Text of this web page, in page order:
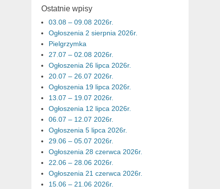
Ostatnie wpisy
03.08 – 09.08 2026r.
Ogłoszenia 2 sierpnia 2026r.
Pielgrzymka
27.07 – 02.08 2026r.
Ogłoszenia 26 lipca 2026r.
20.07 – 26.07 2026r.
Ogłoszenia 19 lipca 2026r.
13.07 – 19.07 2026r.
Ogłoszenia 12 lipca 2026r.
06.07 – 12.07 2026r.
Ogłoszenia 5 lipca 2026r.
29.06 – 05.07 2026r.
Ogłoszenia 28 czerwca 2026r.
22.06 – 28.06 2026r.
Ogłoszenia 21 czerwca 2026r.
15.06 – 21.06 2026r.